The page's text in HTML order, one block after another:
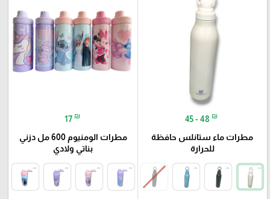
45 - 48 ₪
مطرات ماء ستانلس حافظة
للحرارة
17 ₪
مطرات الومنيوم 600 مل دزني
بناتي ولادي